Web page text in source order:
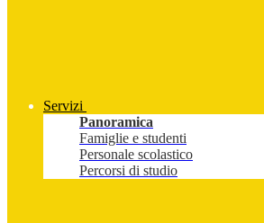
Servizi
Panoramica
Famiglie e studenti
Personale scolastico
Percorsi di studio